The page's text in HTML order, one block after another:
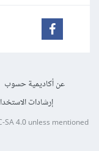
عن أكاديمية حسوب
إرشادات
SA 4.0unless mentioned